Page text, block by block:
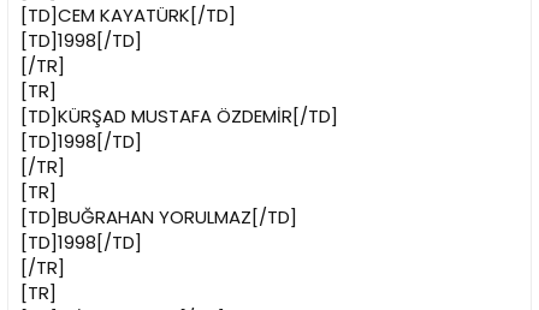
[TD]CEM KAYATÜRK[/TD]
[TD]1998[/TD]
[/TR]
[TR]
[TD]KÜRŞAD MUSTAFA ÖZDEMİR[/TD]
[TD]1998[/TD]
[/TR]
[TR]
[TD]BUĞRAHAN YORULMAZ[/TD]
[TD]1998[/TD]
[/TR]
[TR]